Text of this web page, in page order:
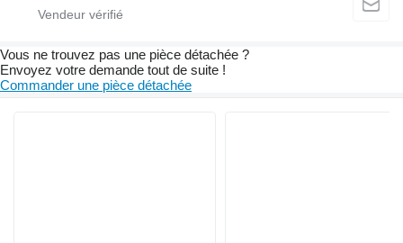
Vous ne trouvez pas une pièce détachée ?
Envoyez votre demande tout de suite !
Commander une pièce détachée